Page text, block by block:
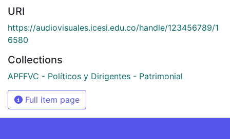
URI
https://audiovisuales.icesi.edu.co/handle/123456789/1
6580
Collections
APFFVC - Políticos y Dirigentes - Patrimonial
Full item page